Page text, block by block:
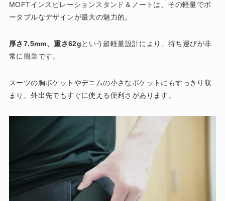
MOFTインスピレーションスタンド＆ノートは、その軽量でポ
ータブルなデザインが最大の魅力的。
厚さ7.5mm、重さ62gという超軽量設計により、持ち運びが非
常に簡単です。
スーツの胸ポケットやデニムの小さなポケットにもすっきり収
まり、外出先でもすぐに使える便利さがあります​。